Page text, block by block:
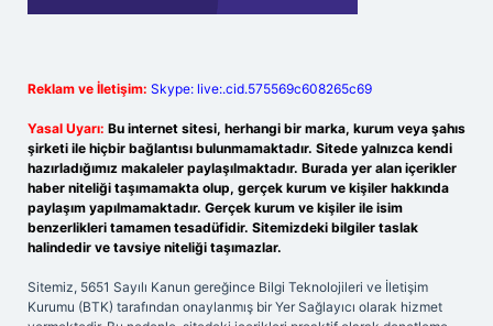
Reklam ve İletişim: Skype: live:.cid.575569c608265c69
Yasal Uyarı: Bu internet sitesi, herhangi bir marka, kurum veya şahıs
şirketi ile hiçbir bağlantısı bulunmamaktadır. Sitede yalnızca kendi
hazırladığımız makaleler paylaşılmaktadır. Burada yer alan içerikler
haber niteliği taşımamakta olup, gerçek kurum ve kişiler hakkında
paylaşım yapılmamaktadır. Gerçek kurum ve kişiler ile isim
benzerlikleri tamamen tesadüfidir. Sitemizdeki bilgiler taslak
halindedir ve tavsiye niteliği taşımazlar.
Sitemiz, 5651 Sayılı Kanun gereğince Bilgi Teknolojileri ve İletişim
Kurumu (BTK) tarafından onaylanmış bir Yer Sağlayıcı olarak hizmet